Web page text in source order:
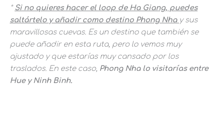
*Si no quieres hacer el loop de Ha Giang, puedes
saltártelo y añadir como destino Phong Nha y sus
maravillosas cuevas. Es un destino que también se
puede añadir en esta ruta, pero lo vemos muy
ajustado y que estarías muy cansado por los
traslados. En este caso, Phong Nha lo visitarías entre
Hue y Ninh Binh.